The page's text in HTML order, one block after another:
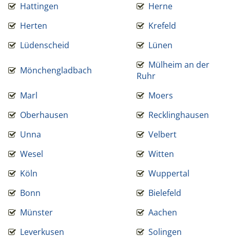
Hattingen
Herne
Herten
Krefeld
Lüdenscheid
Lünen
Mönchengladbach
Mülheim an der
Ruhr
Marl
Moers
Oberhausen
Recklinghausen
Unna
Velbert
Wesel
Witten
Köln
Wuppertal
Bonn
Bielefeld
Münster
Aachen
Leverkusen
Solingen